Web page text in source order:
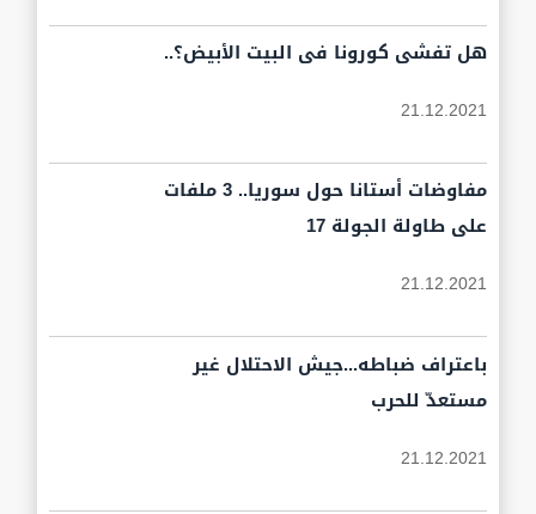
هل تفشى كورونا فى البيت الأبيض؟..
21.12.2021
مفاوضات أستانا حول سوريا.. 3 ملفات
على طاولة الجولة 17
21.12.2021
باعتراف ضباطه...جيش الاحتلال غير
مستعدّ للحرب
21.12.2021